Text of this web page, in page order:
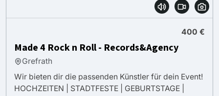
400 €
Made 4 Rock n Roll - Records&Agency
Grefrath
Wir bieten dir die passenden Künstler für dein Event!
HOCHZEITEN | STADTFESTE | GEBURTSTAGE |